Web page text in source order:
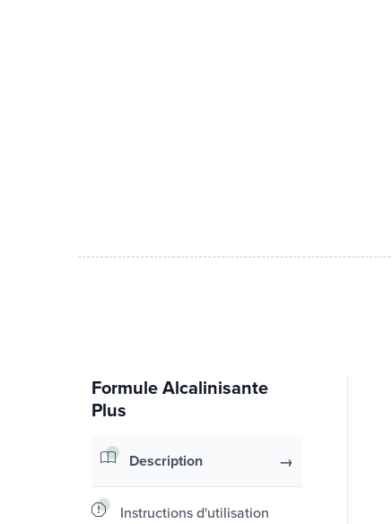
Formule Alcalinisante
Plus
Description
Instructions d'utilisation